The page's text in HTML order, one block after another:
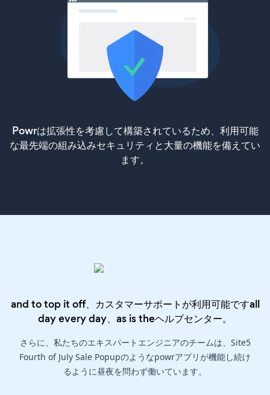
Powrは拡張性を考慮して構築されているため、利用可能
な最先端の組み込みセキュリティと大量の機能を備えてい
ます。
and to top it off、カスタマーサポートが利用可能ですall
day every day、as is theヘルプセンター。
さらに、私たちのエキスパートエンジニアのチームは、Site5
Fourth of July Sale Popupのようなpowrアプリが機能し続け
るように昼夜を問わず働いています。